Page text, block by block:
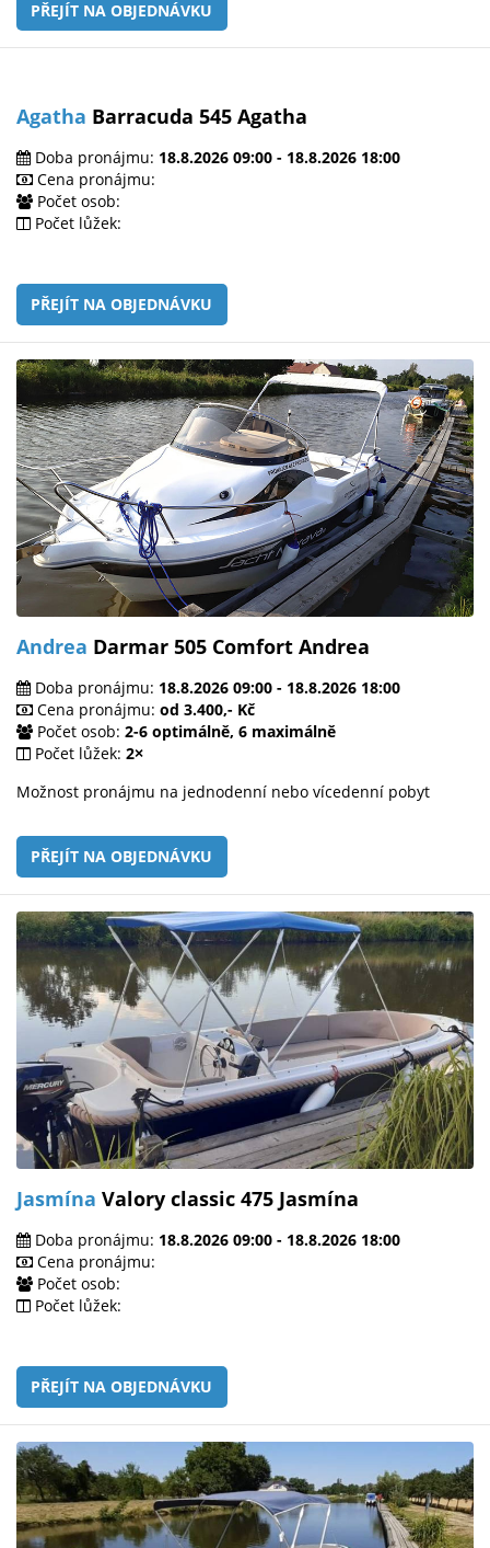
PŘEJÍT NA OBJEDNÁVKU
Agatha Barracuda 545 Agatha
Doba pronájmu: 18.8.2026 09:00 - 18.8.2026 18:00
Cena pronájmu:
Počet osob:
Počet lůžek:
PŘEJÍT NA OBJEDNÁVKU
Andrea Darmar 505 Comfort Andrea
Doba pronájmu: 18.8.2026 09:00 - 18.8.2026 18:00
Cena pronájmu: od 3.400,- Kč
Počet osob: 2-6 optimálně, 6 maximálně
Počet lůžek: 2×
Možnost pronájmu na jednodenní nebo vícedenní pobyt
PŘEJÍT NA OBJEDNÁVKU
Jasmína Valory classic 475 Jasmína
Doba pronájmu: 18.8.2026 09:00 - 18.8.2026 18:00
Cena pronájmu:
Počet osob:
Počet lůžek:
PŘEJÍT NA OBJEDNÁVKU